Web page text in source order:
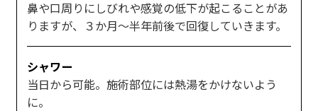
鼻や口周りにしびれや感覚の低下が起こることがあ
りますが、３か月～半年前後で回復していきます。
シャワー
当日から可能。施術部位には熱湯をかけないよう
に。